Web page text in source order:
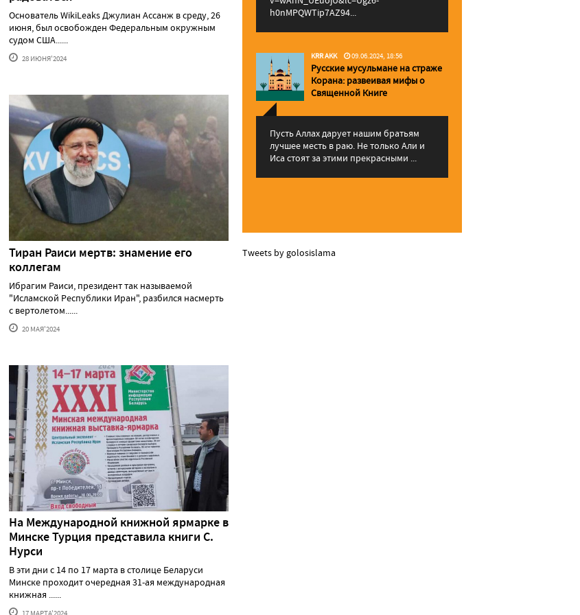
Основатель WikiLeaks Джулиан Ассанж в среду, 26
июня, был освобожден Федеральным окружным
судом США......
28 ИЮНЯ'2024
Тиран Раиси мертв: знамение его
коллегам
Ибрагим Раиси, президент так называемой
"Исламской Республики Иран", разбился насмерть
с вертолетом......
20 МАЯ'2024
На Международной книжной ярмарке в
Минске Турция представила книги С.
Нурси
В эти дни с 14 по 17 марта в столице Беларуси
Минске проходит очередная 31-ая международная
книжная ......
17 МАРТА'2024
h0nMPQWTip7AZ94...
KRR AKK 09.06.2024, 18:56
Русские мусульмане на страже
Корана: pазвеивая мифы о
Священной Книге
Пусть Аллах дарует нашим братьям
лучшее месть в раю. Не только Али и
Иса стоят за этими прекрасными ...
Tweets by golosislama